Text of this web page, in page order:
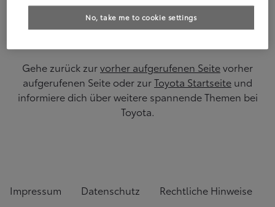
Die angeforderte Seite kann leider nicht gefunden
werden.
Gehe zurück zurvorher aufgerufenen Seitevorher
aufgerufenen Seite oder zurToyota Startseite und
informiere dich über weitere spannende Themen bei
Toyota.
Impressum Datenschutz
Rechtliche Hinweise
No, take me to cookie settings